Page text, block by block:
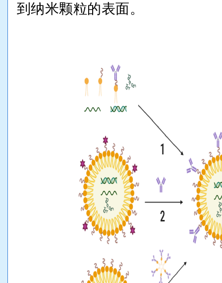
到纳米颗粒的表面。